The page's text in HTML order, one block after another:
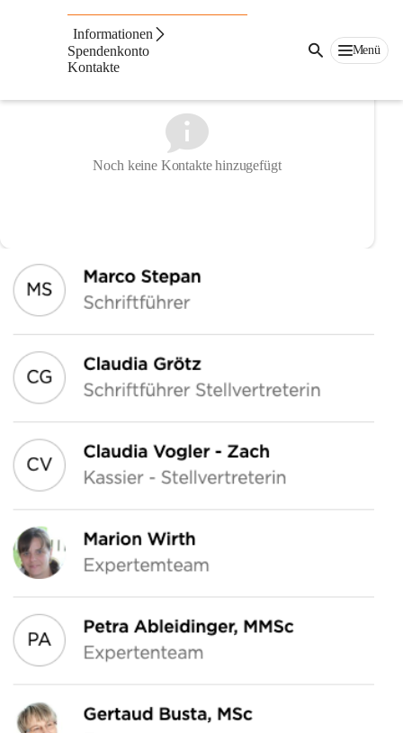
Informationen
Spendenkonto
Kontakte
Menü
Kontakte
Noch keine Kontakte hinzugefügt